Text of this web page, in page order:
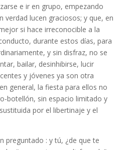
e ir en grupo, empezando
verdad lucen graciosos; y que, en
si hace irreconocible a la
durante estos días, para
y sin disfraz, no se
bailar, desinhibirse, lucir
y jóvenes ya son otra
general, la fiesta para ellos no
botellón, sin espacio limitado y
por el libertinaje y el
preguntado : y tú, ¿de que te